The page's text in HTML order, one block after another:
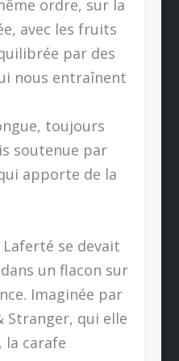
ordre, sur la
avec les fruits
par des
nous entraînent
toujours
soutenue par
apporte de la
se devait
un flacon sur
Imaginée par
Stranger, qui elle
la carafe